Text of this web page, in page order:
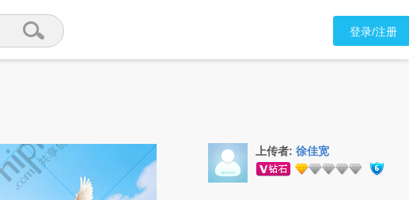
登录/注册
上传者: 徐佳宽